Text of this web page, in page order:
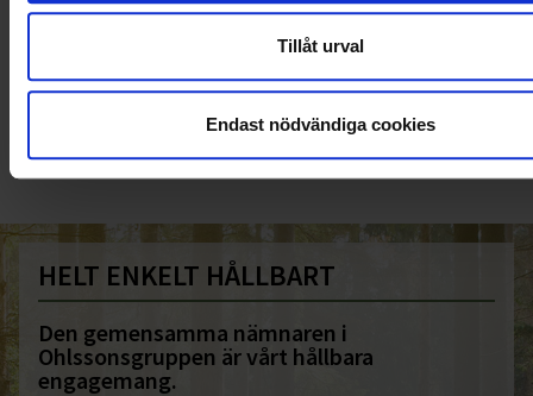
Tillåt urval
Endast nödvändiga cookies
010-45 00 200​
HELT ENKELT HÅLLBART
Den gemensamma nämnaren i
Ohlssonsgruppen är vårt hållbara
engagemang.